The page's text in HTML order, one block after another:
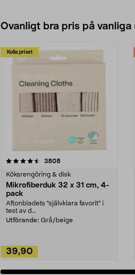
Ovanligt bra pris på vanliga
Kolla priset
3808recensioner
Köksrengöring & disk
Mikrofiberduk 32 x 31 cm, 4-
pack
Aftonbladets "självklara favorit” i
test av d...
Utförande: Grå/beige
39,90
4.0av 5 stjärnor